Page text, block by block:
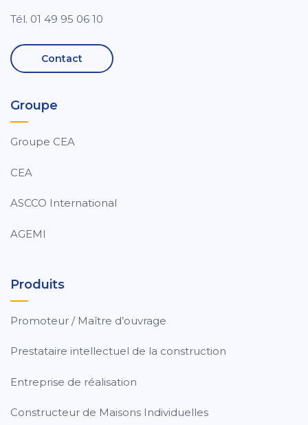
Tél. 01 49 95 06 10
Contact
Groupe
Groupe CEA
CEA
ASCCO International
AGEMI
Produits
Promoteur / Maître d’ouvrage
Prestataire intellectuel de la construction
Entreprise de réalisation
Constructeur de Maisons Individuelles